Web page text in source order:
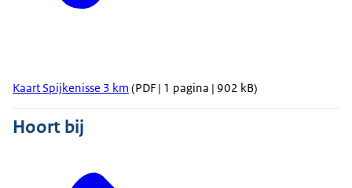
Kaart Spijkenisse 3 km (PDF | 1 pagina | 902 kB)
Hoort bij